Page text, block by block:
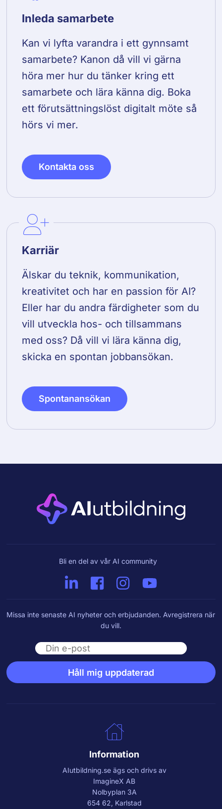
Inleda samarbete
Kan vi lyfta varandra i ett gynnsamt
samarbete? Kanon då vill vi gärna
höra mer hur du tänker kring ett
samarbete och lära känna dig. Boka
ett förutsättningslöst digitalt möte så
hörs vi mer.
Kontakta oss
Karriär
Älskar du teknik, kommunikation,
kreativitet och har en passion för AI?
Eller har du andra färdigheter som du
vill utveckla hos- och tillsammans
med oss? Då vill vi lära känna dig,
skicka en spontan jobbansökan.
Spontanansökan
Bli en del av vår AI community
Missa inte senaste AI nyheter och erbjudanden. Avregistrera när
du vill.
Email
Håll mig uppdaterad
Information
AIutbildning.seägs och drivs av
ImagineX AB
Nolbyplan 3A
654 62, Karlstad